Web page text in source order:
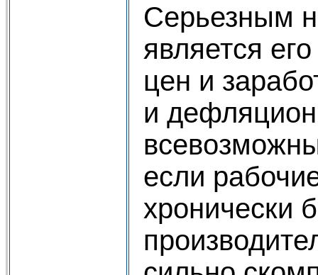
Серьезным
является
цен и
и
если
хронически